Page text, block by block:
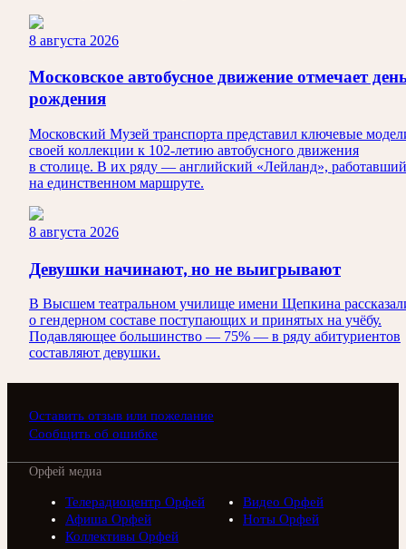
8 августа 2026
Московское автобусное движение отмечает
рождения
Московский Музей транспорта представил ключевые
своей коллекции к 102-летию автобусного движения
в столице. В их ряду — английский «Лейланд», работавший
на единственном маршруте.
8 августа 2026
Девушки начинают, но не выигрывают
В Высшем театральном училище имени Щепкина
о гендерном составе поступающих и принятых на учёбу.
Подавляющее большинство — 75% — в ряду абитуриентов
составляют девушки.
Оставить отзыв или пожелание
Сообщить об ошибке
Орфей медиа
Телерадиоцентр Орфей
Видео Орфей
Афиша Орфей
Ноты Орфей
Коллективы Орфей